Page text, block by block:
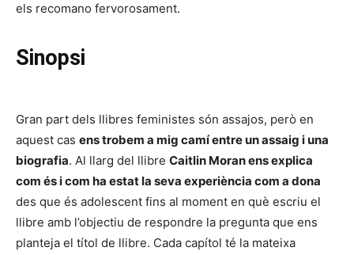
els recomano fervorosament.
Sinopsi
Gran part dels llibres feministes són assajos, però en
aquest cas ens trobem a mig camí entre un assaig i una
biografia. Al llarg del llibre Caitlin Moran ens explica
com és i com ha estat la seva experiència com a dona
des que és adolescent fins al moment en què escriu el
llibre amb l’objectiu de respondre la pregunta que ens
planteja el títol de llibre. Cada capítol té la mateixa